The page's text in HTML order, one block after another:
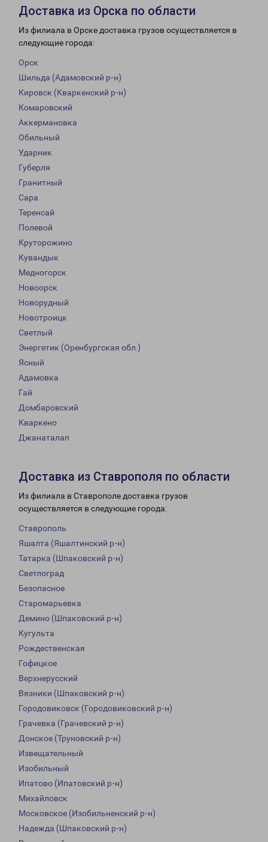
Доставка из Орска по области
Из филиала в Орске доставка грузов осуществляется в
следующие города:
Орск
Шильда (Адамовский р-н)
Кировск (Кваркенский р-н)
Комаровский
Аккермановка
Обильный
Ударник
Губерля
Гранитный
Сара
Теренсай
Полевой
Круторожино
Кувандык
Медногорск
Новоорск
Новорудный
Новотроицк
Светлый
Энергетик (Оренбургская обл.)
Ясный
Адамовка
Гай
Домбаровский
Кваркено
Джанаталап
Доставка из Ставрополя по области
Из филиала в Ставрополе доставка грузов
осуществляется в следующие города:
Ставрополь
Яшалта (Яшалтинский р-н)
Татарка (Шпаковский р-н)
Светлоград
Безопасное
Старомарьевка
Демино (Шпаковский р-н)
Кугульта
Рождественская
Гофицкое
Верхнерусский
Вязники (Шпаковский р-н)
Городовиковск (Городовиковский р-н)
Грачевка (Грачевский р-н)
Донское (Труновский р-н)
Извещательный
Изобильный
Ипатово (Ипатовский р-н)
Михайловск
Московское (Изобильненский р-н)
Надежда (Шпаковский р-н)